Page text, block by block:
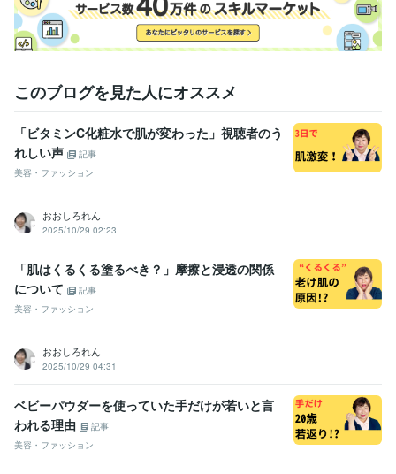
このブログを見た人にオススメ
「ビタミンC化粧水で肌が変わった」視聴者のう
れしい声
記事
美容・ファッション
おおしろれん
2025/10/29 02:23
「肌はくるくる塗るべき？」摩擦と浸透の関係
について
記事
美容・ファッション
おおしろれん
2025/10/29 04:31
ベビーパウダーを使っていた手だけが若いと言
われる理由
記事
美容・ファッション